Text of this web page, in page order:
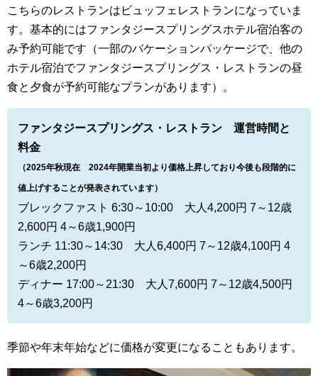
こちらのレストランはビュッフェレストランになっていま
す。基本的にはファンタジースプリングスホテル宿泊客の
み予約可能です（一部のバケーションパッケージで、他の
ホテル宿泊でファンタジースプリングス・レストランの昼
食と夕食が予約可能なプランがあります）。
ファンタジースプリングス・レストラン 運営時間と
料金
（2025年秋現在 2024年開業当初より価格上昇しており今後も段階的に
値上げすることが発表されています）
ブレックファスト 6:30～10:00 大人4,200円 7～12歳
2,600円 4～6歳1,900円
ランチ 11:30～14:30 大人6,400円 7～12歳4,100円 4
～6歳2,200円
ディナー 17:00～21:30 大人7,600円 7～12歳4,500円
4～6歳3,200円
季節や年末年始などに価格が変更になることもあります。